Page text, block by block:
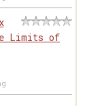
Limits of